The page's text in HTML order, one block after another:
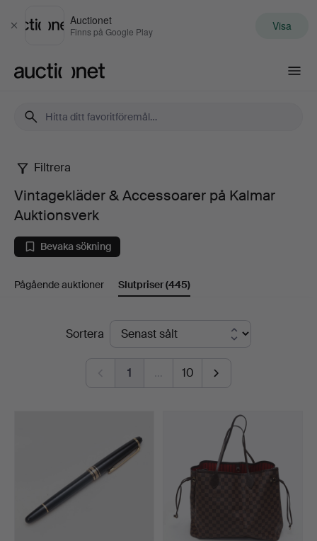
Stäng
Auctionet
Finns på Google Play Visa
Vintagekläder
Accessoarer
på
Auktionsverk
Filtrera
Vintagekläder & Accessoarer på Kalmar
Auktionsverk
Bevaka sökning
Pågående auktioner Slutpriser(445)
SlutpriserSortera
1 … 10